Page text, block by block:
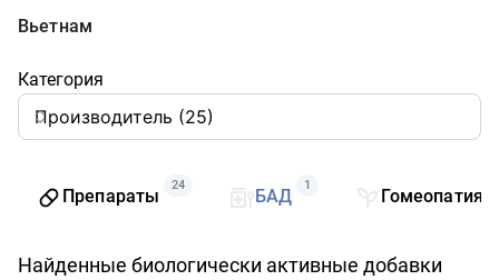
Вьетнам
Категория
Препараты
24
БАД
1
Гомеопатия
Найденные биологически активные добавки